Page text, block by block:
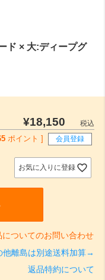
ド × 大:ディープグ
¥18,150
税込
ポイント ] 会員登録
お気に入りに登録
についてのお問い合わせ
離島は別途送料加算→
返品特約について